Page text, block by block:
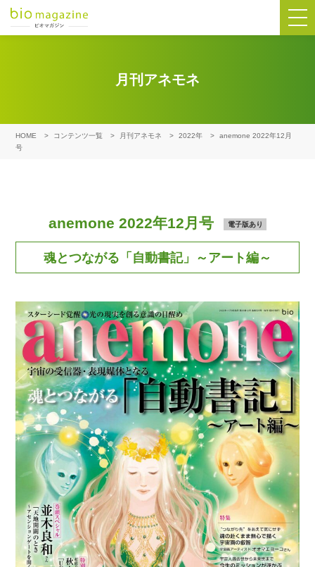
月刊アネモネ
HOME > コンテンツ一覧 > 月刊アネモネ > 2022年 >
anemone 2022年12月
号
anemone 2022年12月号 電子版あり
魂とつながる「自動書記」～アート編～